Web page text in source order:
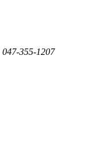
047-355-1207